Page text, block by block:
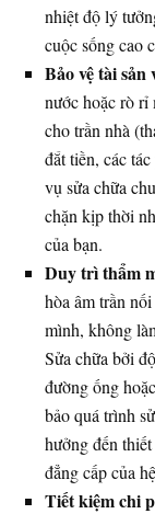
nhiệt độ lý
cuộc sống cao
Bảo vệ tài
nước hoặc rò rỉ
cho trần nhà
đắt tiền, các
vụ sửa chữa
chặn kịp thời
của bạn.
Duy trì thẩm
hòa âm trần
mình, không
Sửa chữa bởi
đường ống
bảo quá trình
hưởng đến
đẳng cấp của
Tiết kiệm chi